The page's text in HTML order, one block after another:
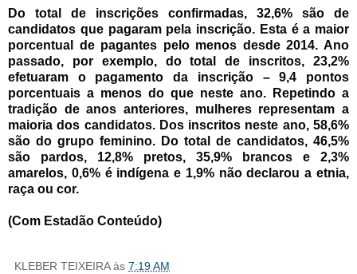
Do total de inscrições confirmadas, 32,6% são de
candidatos que pagaram pela inscrição. Esta é a maior
porcentual de pagantes pelo menos desde 2014. Ano
passado, por exemplo, do total de inscritos, 23,2%
efetuaram o pagamento da inscrição – 9,4 pontos
porcentuais a menos do que neste ano. Repetindo a
tradição de anos anteriores, mulheres representam a
maioria dos candidatos. Dos inscritos neste ano, 58,6%
são do grupo feminino. Do total de candidatos, 46,5%
são pardos, 12,8% pretos, 35,9% brancos e 2,3%
amarelos, 0,6% é indígena e 1,9% não declarou a etnia,
raça ou cor.
(Com Estadão Conteúdo)
KLEBER TEIXEIRA às 7:19 AM